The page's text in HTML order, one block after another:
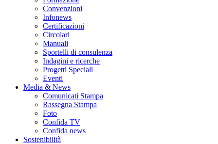
Convenzioni
Infonews
Certificazioni
Circolari
Manuali
Sportelli di consulenza
Indagini e ricerche
Progetti Speciali
Eventi
Media & News
Comunicati Stampa
Rassegna Stampa
Foto
Confida TV
Confida news
Sostenibilità